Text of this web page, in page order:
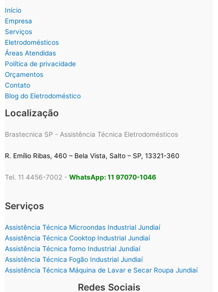
Início
Empresa
Serviços
Eletrodomésticos
Áreas Atendidas
Política de privacidade
Orçamentos
Contato
Blog do Eletrodoméstico
Localização
Brastecnica SP - Assistência Técnica Eletrodomésticos
R. Emílio Ribas, 460 – Bela Vista, Salto – SP, 13321-360
Tel. 11 4456-7002 - WhatsApp: 11 97070-1046
Serviços
Assistência Técnica Microondas Industrial Jundiaí
Assistência Técnica Cooktop Industrial Jundiaí
Assistência Técnica forno Industrial Jundiaí
Assistência Técnica Fogão Industrial Jundiaí
Assistência Técnica Máquina de Lavar e Secar Roupa Jundiaí
Redes Sociais